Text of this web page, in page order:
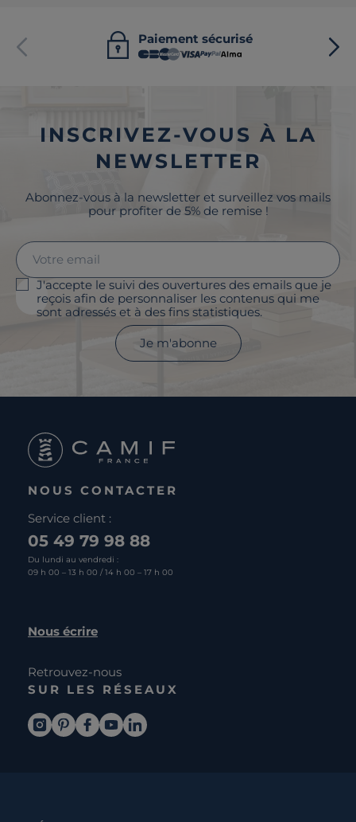
Paiement sécurisé
INSCRIVEZ-VOUS À LA
NEWSLETTER
Abonnez-vous à la newsletter et surveillez vos mails
pour profiter de 5% de remise !
J'accepte le suivi des ouvertures des emails que je
reçois afin de personnaliser les contenus qui me
sont adressés et à des fins statistiques.
Je m'abonne
NOUS CONTACTER
Service client :
05 49 79 98 88
Du lundi au vendredi :
09 h 00 – 13 h 00 / 14 h 00 – 17 h 00
Nous écrire
Retrouvez-nous
SUR LES RÉSEAUX